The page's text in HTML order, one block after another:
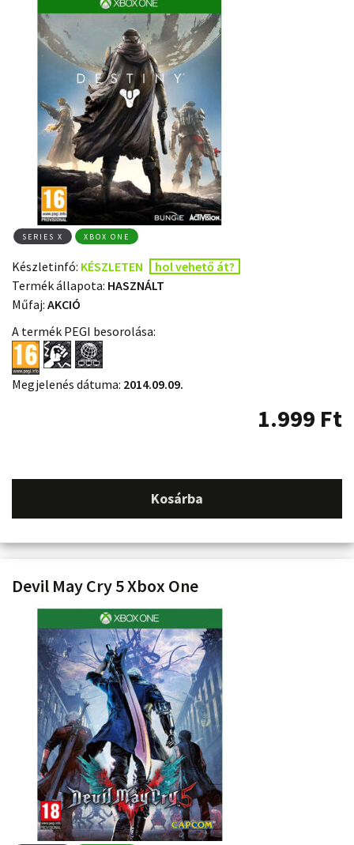
SERIES X XBOX ONE
Készletinfó: KÉSZLETEN
hol vehető át?
Termék állapota: HASZNÁLT
Műfaj: AKCIÓ
A termék PEGI besorolása:
Megjelenés dátuma: 2014.09.09.
1.999 Ft
Kosárba
Devil May Cry 5 Xbox One